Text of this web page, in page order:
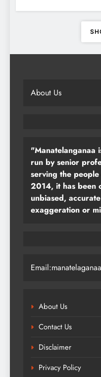
About Us
"Manatelanganaa
run by senior
serving the
2014, it has been
unbiased,
exaggeration or
About Us
Contact Us
Disclaimer
Privacy Policy